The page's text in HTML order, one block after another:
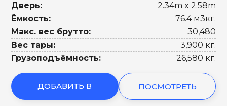
Дверь:
2.34m x 2.58m
Ёмкость:
76.4 м3кг.
Макс. вес брутто:
30,480
Вес тары:
3,900 кг.
Грузоподъёмность:
26,580 кг.
ДОБАВИТЬ В ПОСМОТРЕТЬ